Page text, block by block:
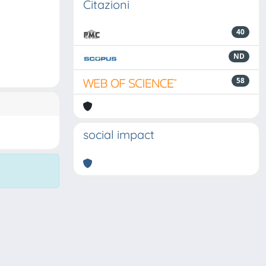
Citazioni
40
ND
58
social impact